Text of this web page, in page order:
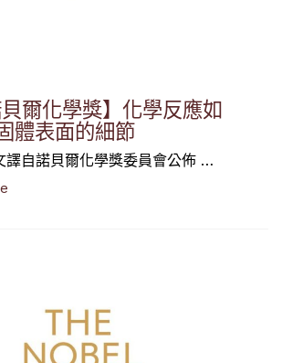
貝爾化學獎】化學反應如
體表面的細節
譯自諾貝爾化學獎委員會公佈 …